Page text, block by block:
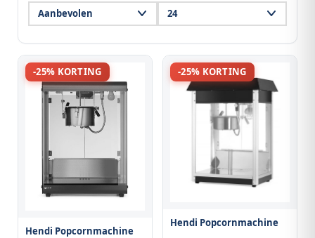
-25% KORTING
Hendi Popcornmachine
-25% KORTING
Hendi Popcornmachine